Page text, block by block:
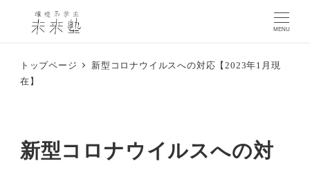
MENU
トップページ
新型コロナウイルスへの対応【2023年1月現
在】
新型コロナウイルスへの対